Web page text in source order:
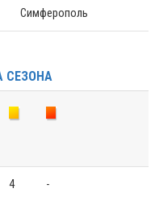
Симферополь
СЕЗОНА
4 -